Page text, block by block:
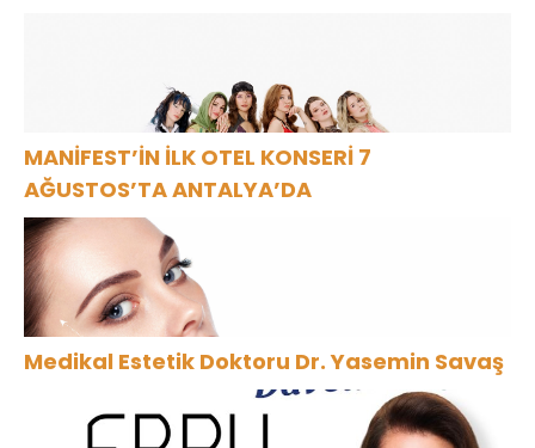
MANİFEST’İN İLK OTEL KONSERİ 7
AĞUSTOS’TA ANTALYA’DA
Medikal Estetik Doktoru Dr. Yasemin Savaş